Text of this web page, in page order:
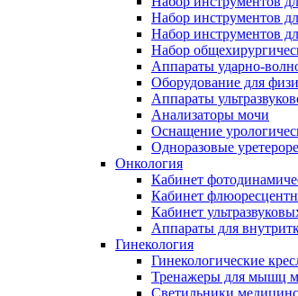
Набор инструментов
Набор инструментов
Набор
Аппараты ударно-
Оборудование для
Аппараты
Анализаторы мочи
Оснащение
Одноразовые
Онкология
Кабинет
Кабинет
Кабинет
Аппараты для
Гинекология
Гинекологические
Тренажеры для мышц
Светильники